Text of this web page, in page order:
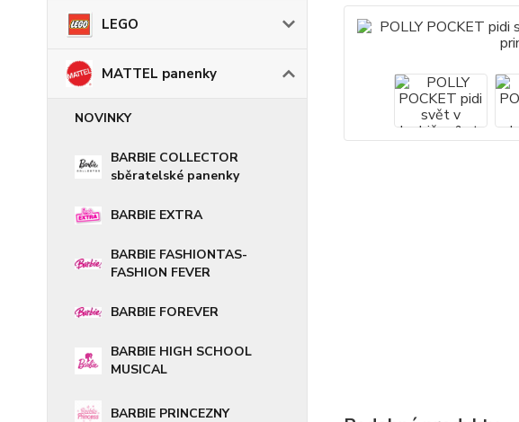
LEGO
MATTEL panenky
NOVINKY
BARBIE COLLECTOR
sběratelské panenky
BARBIE EXTRA
BARBIE FASHIONTAS-
FASHION FEVER
BARBIE FOREVER
BARBIE HIGH SCHOOL
MUSICAL
BARBIE PRINCEZNY